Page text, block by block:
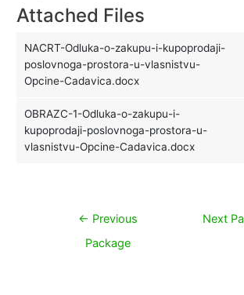
Attached Files
NACRT-Odluka-o-zakupu-i-kupoprodaji-
poslovnoga-prostora-u-vlasnistvu-
Opcine-Cadavica.docx
OBRAZC-1-Odluka-o-zakupu-i-
kupoprodaji-poslovnoga-prostora-u-
vlasnistvu-Opcine-Cadavica.docx
Navigacija
← Previous
Package
Next